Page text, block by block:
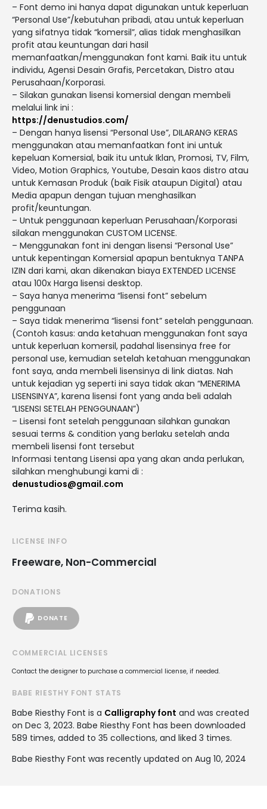
– Font demo ini hanya dapat digunakan untuk keperluan
“Personal Use”/kebutuhan pribadi, atau untuk keperluan
yang sifatnya tidak “komersil”, alias tidak menghasilkan
profit atau keuntungan dari hasil
memanfaatkan/menggunakan font kami. Baik itu untuk
individu, Agensi Desain Grafis, Percetakan, Distro atau
Perusahaan/Korporasi.
– Silakan gunakan lisensi komersial dengan membeli
melalui link ini :
https://denustudios.com/
– Dengan hanya lisensi “Personal Use”, DILARANG KERAS
menggunakan atau memanfaatkan font ini untuk
kepeluan Komersial, baik itu untuk Iklan, Promosi, TV, Film,
Video, Motion Graphics, Youtube, Desain kaos distro atau
untuk Kemasan Produk (baik Fisik ataupun Digital) atau
Media apapun dengan tujuan menghasilkan
profit/keuntungan.
– Untuk penggunaan keperluan Perusahaan/Korporasi
silakan menggunakan CUSTOM LICENSE.
– Menggunakan font ini dengan lisensi “Personal Use”
untuk kepentingan Komersial apapun bentuknya TANPA
IZIN dari kami, akan dikenakan biaya EXTENDED LICENSE
atau 100x Harga lisensi desktop.
– Saya hanya menerima “lisensi font” sebelum
penggunaan
– Saya tidak menerima “lisensi font” setelah penggunaan.
(Contoh kasus: anda ketahuan menggunakan font saya
untuk keperluan komersil, padahal lisensinya free for
personal use, kemudian setelah ketahuan menggunakan
font saya, anda membeli lisensinya di link diatas. Nah
untuk kejadian yg seperti ini saya tidak akan “MENERIMA
LISENSINYA”, karena lisensi font yang anda beli adalah
“LISENSI SETELAH PENGGUNAAN”)
– Lisensi font setelah penggunaan silahkan gunakan
sesuai terms & condition yang berlaku setelah anda
membeli lisensi font tersebut
Informasi tentang Lisensi apa yang akan anda perlukan,
silahkan menghubungi kami di :
denustudios@gmail.com
Terima kasih.
LICENSE INFO
Freeware, Non-Commercial
DONATIONS
DONATE
COMMERCIAL LICENSES
Contact the designer to purchase a commercial license, if needed.
BABE RIESTHY FONT STATS
Babe Riesthy Font is a Calligraphy font and was created
on Dec 3, 2023. Babe Riesthy Font has been downloaded
589 times, added to 35 collections, and liked 3 times.
Babe Riesthy Font was recently updated on Aug 10, 2024